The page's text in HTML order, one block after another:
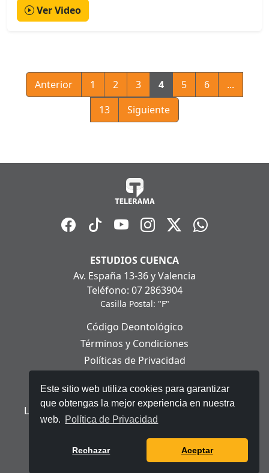
Este sitio web utiliza cookies para garantizar
que obtengas la mejor experiencia en nuestra
web. Política de Privacidad
Rechazar Aceptar
Ver Video
Anterior 1 2 3 4 5 6
...
13
Siguiente
ESTUDIOS CUENCA
Av. España 13-36 y Valencia
Teléfono: 07 2863904
Casilla Postal: "F"
Código Deontológico
Términos y Condiciones
Políticas de Privacidad
Aviso Legal
Ley Orgánica de Protección de Datos Personales
© 2025 Telerama - Todos los derechos reservados.